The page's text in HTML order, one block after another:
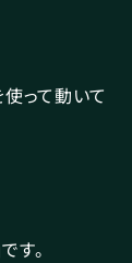
って動いて
です。